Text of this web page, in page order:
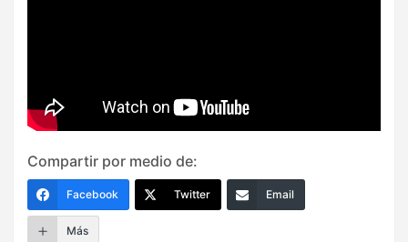
Compartir por medio de:
Facebook Twitter Email
Más